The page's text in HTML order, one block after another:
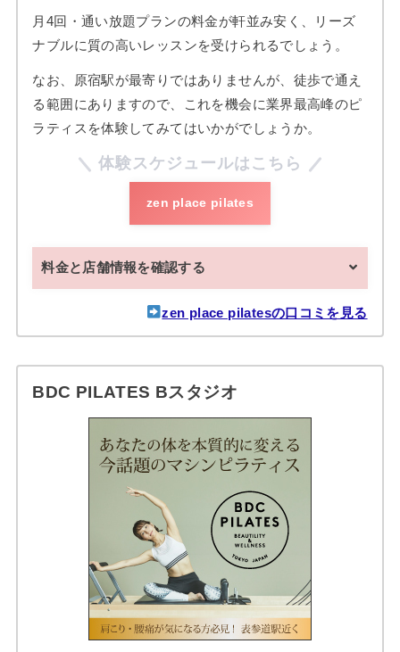
月4回・通い放題プランの料金が軒並み安く、リーズ
ナブルに質の高いレッスンを受けられるでしょう。
なお、原宿駅が最寄りではありませんが、徒歩で通え
る範囲にありますので、これを機会に業界最高峰のピ
ラティスを体験してみてはいかがでしょうか。
体験スケジュールはこちら
zen place pilates
料金と店舗情報を確認する
zen place pilatesの口コミを見る
BDC PILATES Bスタジオ